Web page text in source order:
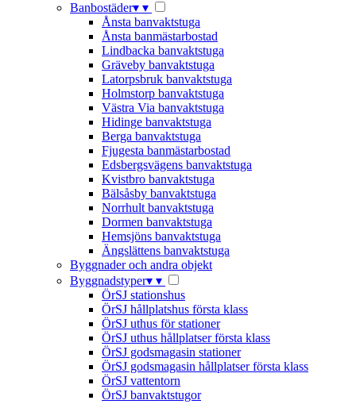
Banbostäder▾ ▾
Ånsta banvaktstuga
Ånsta banmästarbostad
Lindbacka banvaktstuga
Gräveby banvaktstuga
Latorpsbruk banvaktstuga
Holmstorp banvaktstuga
Västra Via banvaktstuga
Hidinge banvaktstuga
Berga banvaktstuga
Fjugesta banmästarbostad
Edsbergsvägens banvaktstuga
Kvistbro banvaktstuga
Bälsåsby banvaktstuga
Norrhult banvaktstuga
Dormen banvaktstuga
Hemsjöns banvaktstuga
Ängslättens banvaktstuga
Byggnader och andra objekt
Byggnadstyper▾ ▾
ÖrSJ stationshus
ÖrSJ hållplatshus första klass
ÖrSJ uthus för stationer
ÖrSJ uthus hållplatser första klass
ÖrSJ godsmagasin stationer
ÖrSJ godsmagasin hållplatser första klass
ÖrSJ vattentorn
ÖrSJ banvaktstugor